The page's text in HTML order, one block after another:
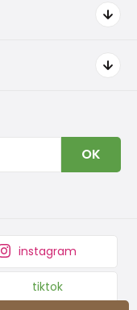
OK
instagram
tiktok